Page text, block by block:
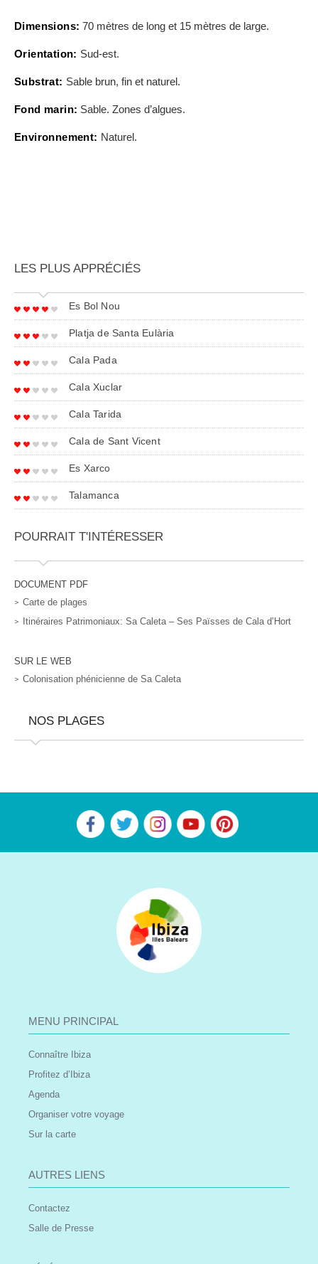
Dimensions: 70 mètres de long et 15 mètres de large.
Orientation: Sud-est.
Substrat: Sable brun, fin et naturel.
Fond marin: Sable. Zones d’algues.
Environnement: Naturel.
LES PLUS APPRÉCIÉS
Es Bol Nou
Platja de Santa Eulària
Cala Pada
Cala Xuclar
Cala Tarida
Cala de Sant Vicent
Es Xarco
Talamanca
POURRAIT T'INTÉRESSER
DOCUMENT PDF
Carte de plages
Itinéraires Patrimoniaux: Sa Caleta – Ses Païsses de Cala d’Hort
SUR LE WEB
Colonisation phénicienne de Sa Caleta
NOS PLAGES
MENU PRINCIPAL
Connaître Ibiza
Profitez d’Ibiza
Agenda
Organiser votre voyage
Sur la carte
AUTRES LIENS
Contactez
Salle de Presse